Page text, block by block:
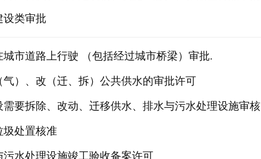
设类审批
城市道路上行驶 （包括经过城市桥梁）审批.
气）、改（迁、拆）公共供水的审批许可
需要拆除、改动、迁移供水、排水与污水处理设施审核
圾处置核准
污水处理设施竣工验收备案许可